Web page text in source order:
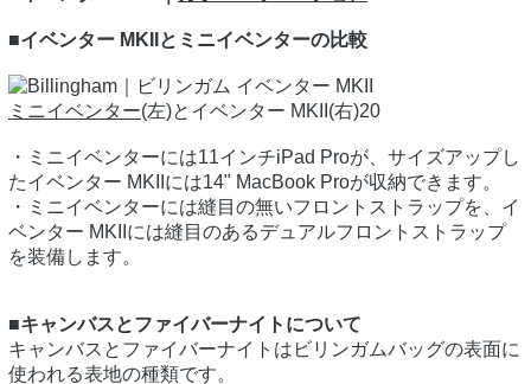
■イベンター MKIIとミニイベンターの比較
ミニイベンター(左)とイベンター MKII(右)20
・ミニイベンターには11インチiPad Proが、サイズアップし
たイベンター MKIIには14" MacBook Proが収納できます。
・ミニイベンターには縫目の無いフロントストラップを、イ
ベンター MKIIには縫目のあるデュアルフロントストラップ
を装備します。
■キャンバスとファイバーナイトについて
キャンバスとファイバーナイトはビリンガムバッグの表面に
使われる表地の種類です。